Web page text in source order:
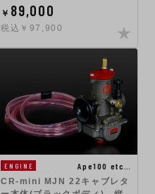
￥ 89,000
税込￥97,900
ENGINE
Ape100 etc…
CR-mini MJN 22キャブレタ